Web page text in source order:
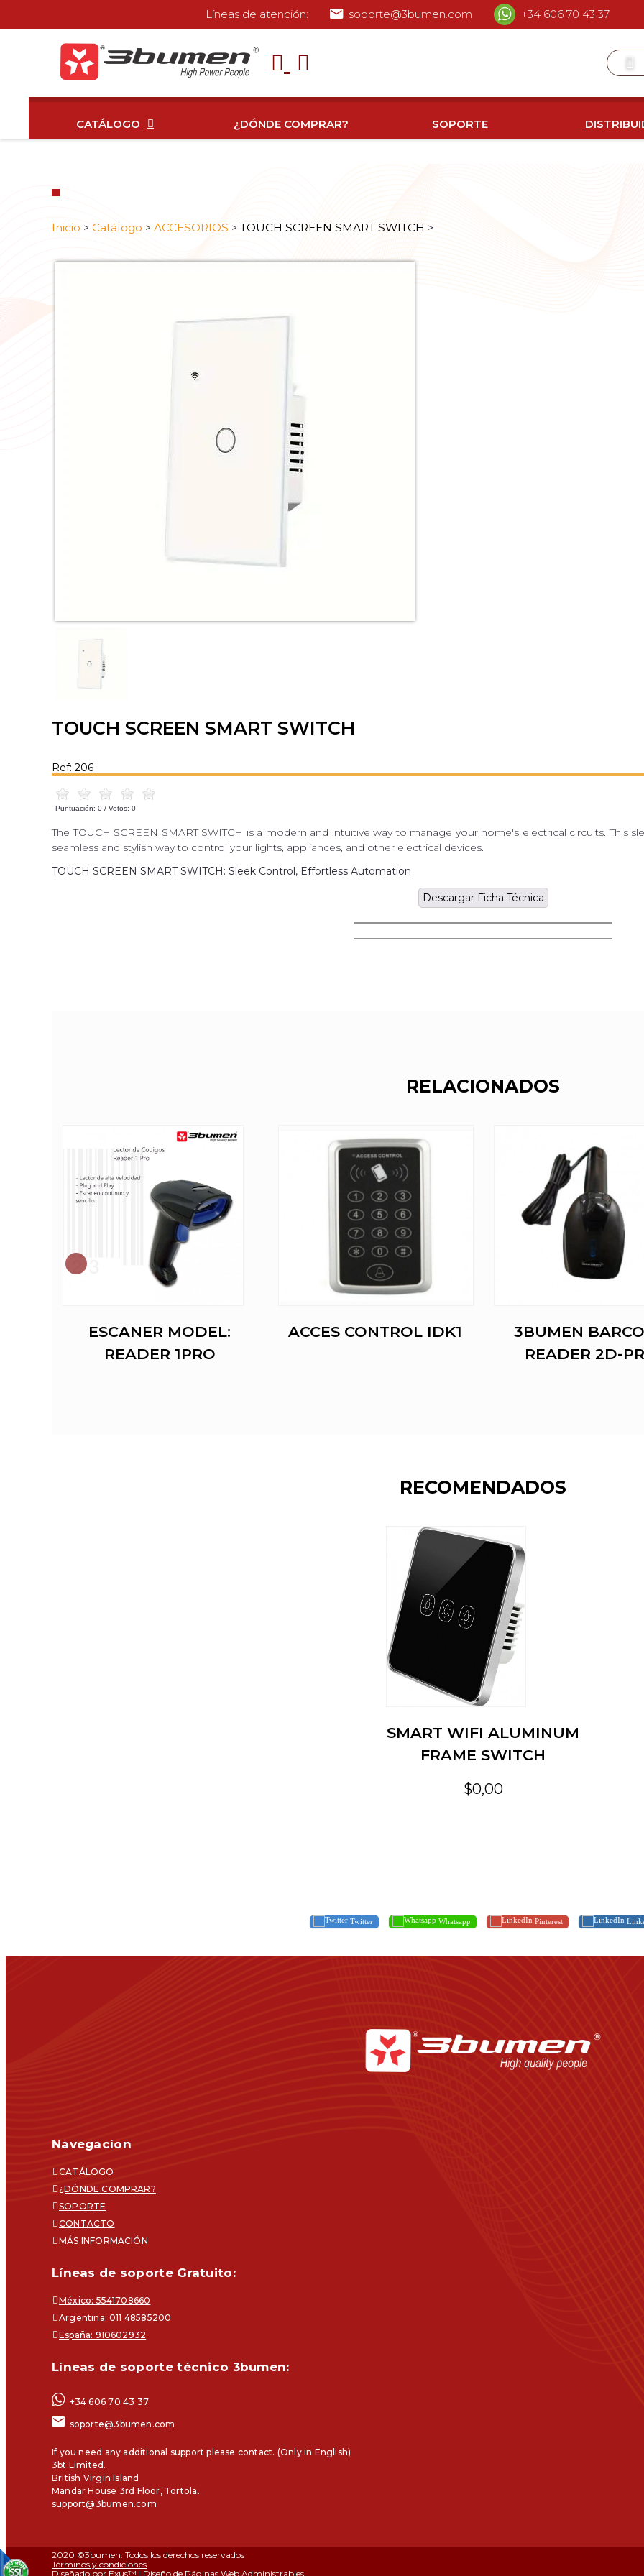
Líneas de atención: soporte@3bumen.com +34 606 70 43 37
CATÁLOGO ¿DÓNDE COMPRAR? SOPORTE
Inicio > Catálogo > ACCESORIOS > TOUCH SCREEN SMART SWITCH >
TOUCH SCREEN SMART SWITCH
Ref: 206
Puntuación: 0 / Votos: 0
The TOUCH SCREEN SMART SWITCH is a modern and intuitive way to manage your home's electrical circuits. This
seamless and stylish way to control your lights, appliances, and other electrical devices.
TOUCH SCREEN SMART SWITCH: Sleek Control, Effortless Automation
Descargar Ficha Técnica
RELACIONADOS
ESCANER MODEL:
READER 1PRO
ACCES CONTROL IDK1
3BUMEN
READER 2D-
RECOMENDADOS
SMART WIFI ALUMINUM
FRAME SWITCH
$0,00
Twitter Whatsapp Pinterest
Navegacíon
CATÁLOGO
¿DÓNDE COMPRAR?
SOPORTE
CONTACTO
MÁS INFORMACIÓN
Líneas de soporte Gratuito:
México: 5541708660
Argentina: 011 48585200
España: 910602932
Líneas de soporte técnico 3bumen:
+34 606 70 43 37
soporte@3bumen.com
If you need any additional support please contact. (Only in English)
3bt Limited.
British Virgin Island
Mandar House 3rd Floor, Tortola.
support@3bumen.com
2020 ©3bumen. Todos los derechos reservados
Términos y condiciones
Diseñado por Exus™ | Diseño de Páginas Web Administrables